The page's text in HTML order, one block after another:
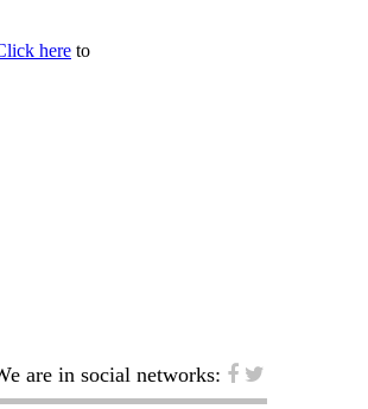
here to
are in social networks: